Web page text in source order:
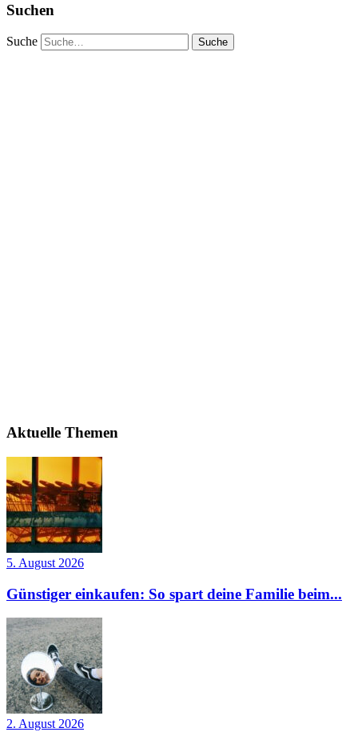
Suchen
Suche
Aktuelle Themen
5. August 2026
Günstiger einkaufen: So spart deine Familie beim...
2. August 2026